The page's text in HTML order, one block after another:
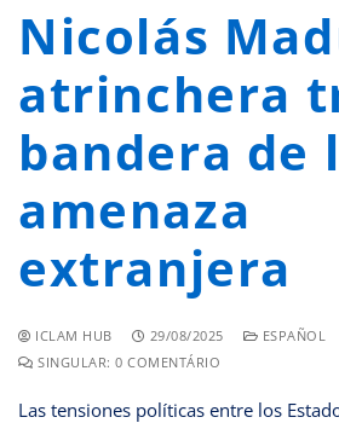
Nicolás
atrinchera
bandera de
amenaza
extranjera
ICLAM HUB 29/08/2025
ESPAÑOL
SINGULAR: 0 COMENTÁRIO
Las tensiones políticas entre los